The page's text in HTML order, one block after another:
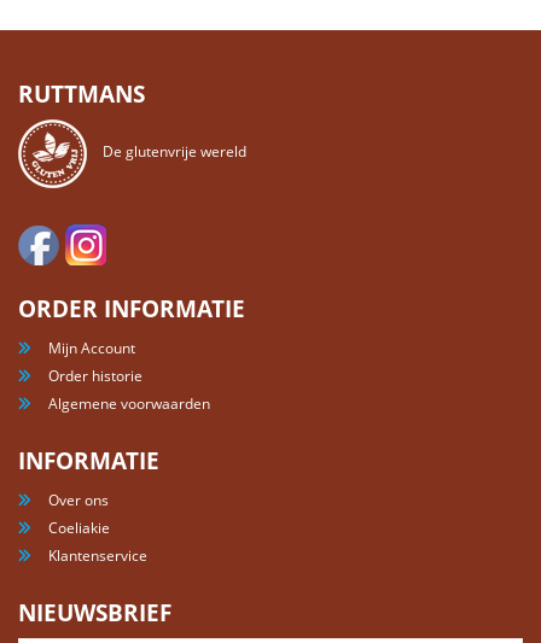
RUTTMANS
De glutenvrije wereld
ORDER INFORMATIE
Mijn Account
Order historie
Algemene voorwaarden
INFORMATIE
Over ons
Coeliakie
Klantenservice
NIEUWSBRIEF